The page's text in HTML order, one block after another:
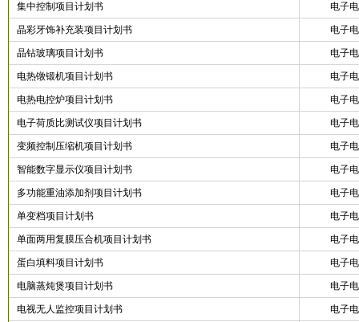
集中控制项目计划书 电子
晶彩牙饰补充装项目计划书 电子
晶钻玻璃项目计划书 电子
电热镦锻机项目计划书 电子
电热电控炉项目计划书 电子
电子荷质比测试仪项目计划书 电子
变频控制压缩机项目计划书 电子
智能数字显示仪项目计划书 电子
多功能重油添加剂项目计划书 电子
单变档项目计划书 电子
单面两用复膜压合机项目计划书 电子
蛋白填料项目计划书 电子
电脑蒸炖煲项目计划书 电子
电视无人监控项目计划书 电子